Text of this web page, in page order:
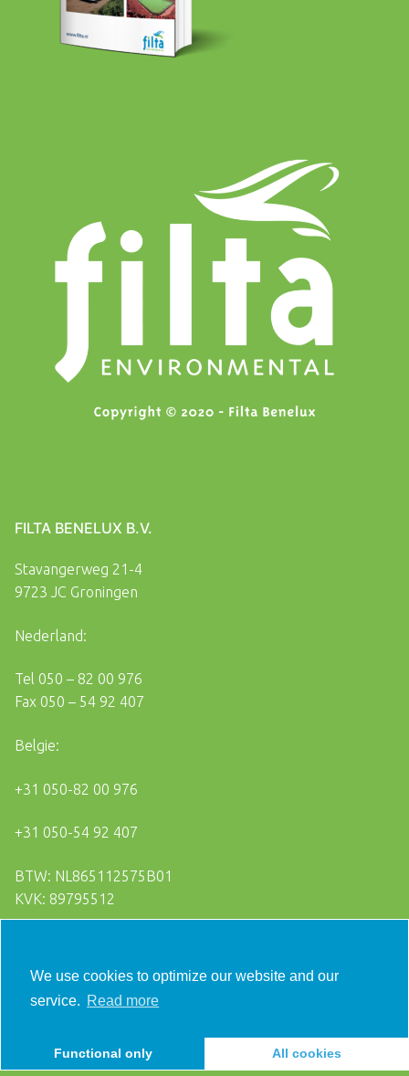
We use cookies to optimize our website and our
service. Read more
Functional only All cookies
FILTA BENELUX B.V.
Stavangerweg 21-4
9723 JC Groningen
Nederland:
Tel 050 – 82 00 976
Fax 050 – 54 92 407
Belgie:
+31 050-82 00 976
+31 050-54 92 407
BTW: NL865112575B01
KVK: 89795512
Privacy statement
Disclaimer